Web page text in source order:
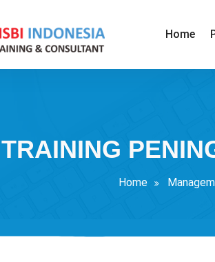
Home
TRAINING
Home